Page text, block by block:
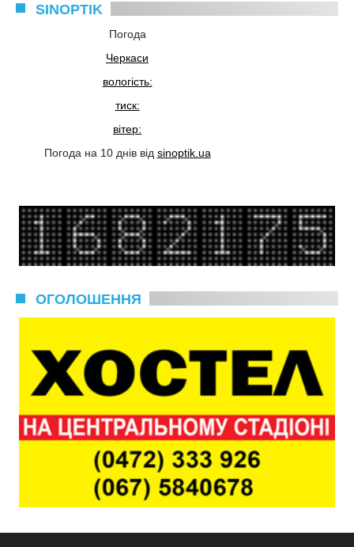
SINOPTIK
Погода
Черкаси
вологість:
тиск:
вітер:
Погода на 10 днів від sinoptik.ua
ОГОЛОШЕННЯ